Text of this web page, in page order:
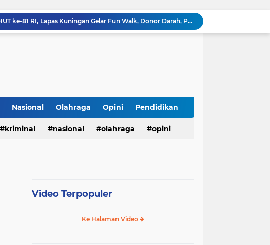
Innalillahi, Cak Sholeh Pengacara "No Viral No Justice" Berpulang, Jenazah Akan Dimakamkan di Ponpes Singa Putih Pasuruan
Operasional SPPG 5 Bandengan berhenti sementara usai menu MBG di duga sebabkan keracunan bagaimana dengan air limbah SPPG 3 Bawu yang di duga cemari sumur warga.
Tepis Isu Miring, AKD Karangbinangun Pastikan BUMDes Transparan dan Diawasi Ketat
Nasional Olahraga Opini Pendidikan
kriminal nasional olahraga opini
Video Terpopuler
Ke Halaman Video